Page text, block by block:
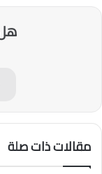
مقالات ذات صلة